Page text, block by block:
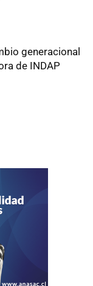
generacional
de INDAP